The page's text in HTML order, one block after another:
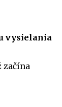
vysielania
začína